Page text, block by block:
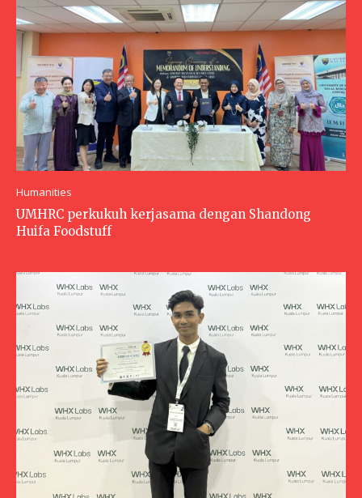
Humanities
UMHRC perkukuh kerjasama dengan Shandong
Huifa Foodstuff